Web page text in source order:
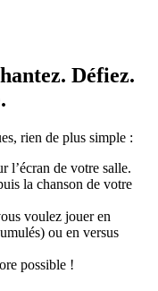
Défiez.
rien de plus simple :
de votre salle.
la chanson de votre
voulez jouer en
ou en versus
possible !